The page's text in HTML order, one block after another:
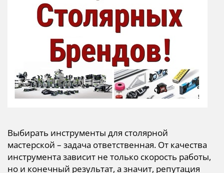
Выбирать инструменты для столярной
мастерской – задача ответственная. От качества
инструмента зависит не только скорость работы,
но и конечный результат, а значит, репутация